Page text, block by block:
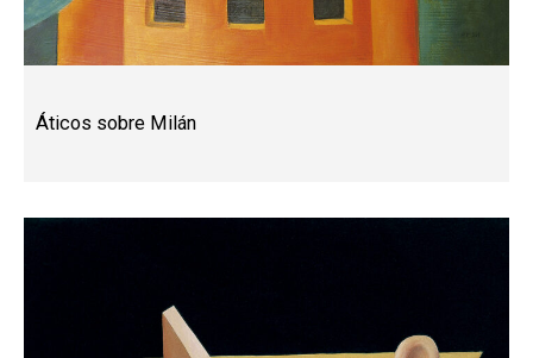
Áticos sobre Milán